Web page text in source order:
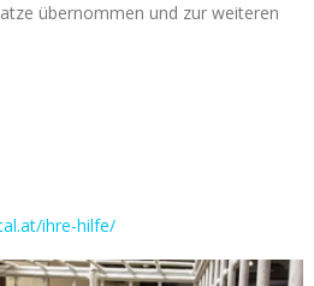
übernommen und zur weiteren
ihre-hilfe/